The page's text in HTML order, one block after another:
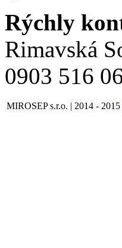
Rýchly
Rimavská
0903 516
MIROSEP s.r.o. | 2014 - 2015